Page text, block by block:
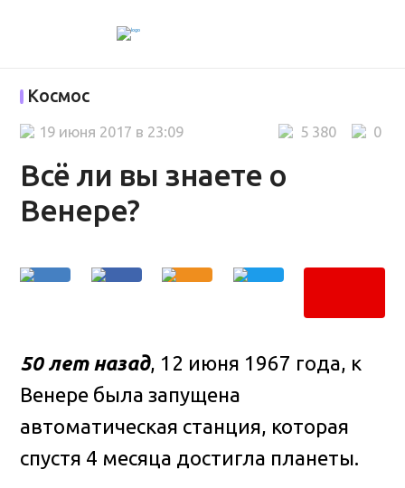
Космос
Всё ли вы знаете о
Венере?
0
5 380
19 июня 2017 в 23:09
50 лет назад, 12 июня 1967 года, к
Венере была запущена
автоматическая станция, которая
спустя 4 месяца достигла планеты.